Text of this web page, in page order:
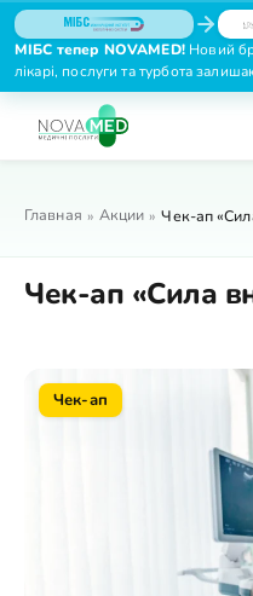
МІБС тепер NOVAMED!Новий
лікарі, послуги та турбота
Главная » Акции » Чек-ап
Чек-ап «Сила
Чек-ап